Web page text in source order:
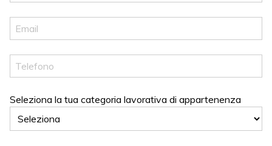
Seleziona la tua categoria lavorativa di appartenenza